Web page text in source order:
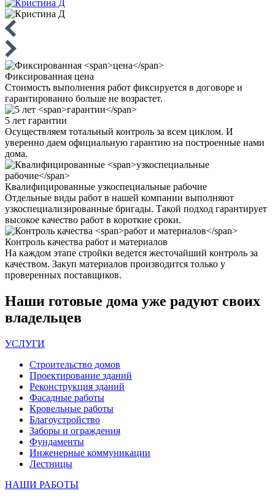
Фиксированная цена
Стоимость выполнения работ фиксируется в договоре и
гарантированно больше не возрастет.
5 лет гарантии
Осуществляем тотальный контроль за всем циклом. И
уверенно даем официальную гарантию на построенные нами
дома.
Квалифицированные узкоспециальные рабочие
Отдельные виды работ в нашей компании выполняют
узкоспециализированные бригады. Такой подход гарантирует
высокое качество работ в короткие сроки.
Контроль качества работ и материалов
На каждом этапе стройки ведется жесточайший контроль за
качеством. Закуп материалов производится только у
проверенных поставщиков.
Наши готовые дома уже радуют своих
владельцев
УСЛУГИ
Строительство домов
Проектирование зданий
Реконструкция зданий
Фасадные работы
Кровельные работы
Благоустройство
Заборы и ограждения
Фундаменты
Инженерные коммуникации
Лестницы
НАШИ РАБОТЫ